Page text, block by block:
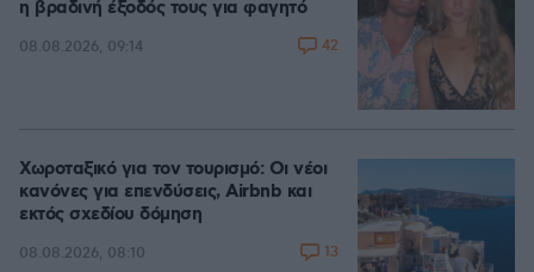
η βραδινή έξοδός τους για φαγητό
08.08.2026, 09:14 42
Χωροταξικό για τον τουρισμό: Οι νέοι
κανόνες για επενδύσεις, Airbnb και
εκτός σχεδίου δόμηση
08.08.2026, 08:10 13